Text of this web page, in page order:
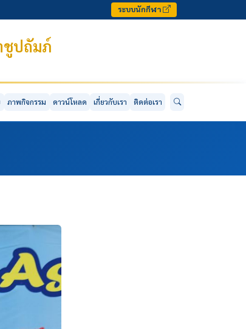
ระบบนักกีฬา
ชูปถัมภ์
ภาพกิจกรรม ดาวน์โหลด เกี่ยวกับเรา ติดต่อเรา